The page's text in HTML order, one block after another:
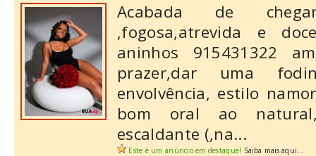
Acabada de
,fogosa,atrevida e
aninhos 915431322
prazer,dar uma
envolvência, estilo
bom oral ao
escaldante (,na...
Este é um anúncio em destaque! Saiba mais aqui...